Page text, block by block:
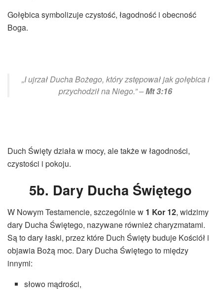
Gołębica symbolizuje czystość, łagodność i obecność
Boga.
„I ujrzał Ducha Bożego, który zstępował jak gołębica i
przychodził na Niego.” –Mt 3:16
Duch Święty działa w mocy, ale także w łagodności,
czystości i pokoju.
5b. Dary Ducha Świętego
W Nowym Testamencie, szczególnie w 1 Kor 12, widzimy
dary Ducha Świętego, nazywane również charyzmatami.
Są to dary łaski, przez które Duch Święty buduje Kościół i
objawia Bożą moc. Dary Ducha Świętego to między
innymi:
słowo mądrości,